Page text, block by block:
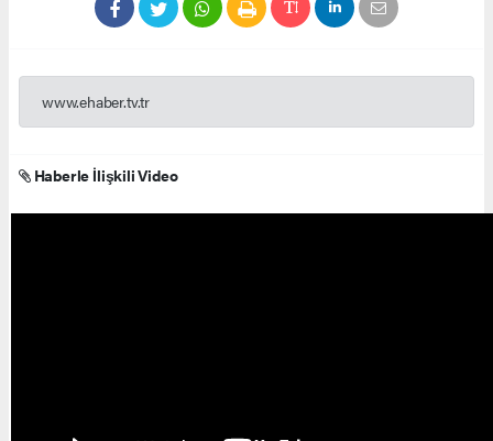
www.ehaber.tv.tr
Haberle İlişkili Video